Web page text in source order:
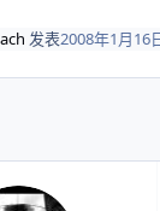
发表2008年1月16